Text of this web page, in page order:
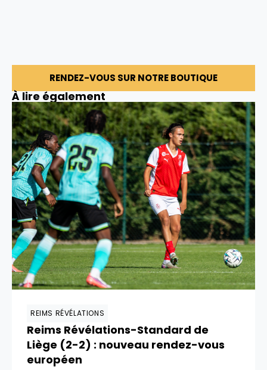
RENDEZ-VOUS SUR NOTRE BOUTIQUE
À lire également
REIMS RÉVÉLATIONS
Reims Révélations-Standard de
Liège (2-2) : nouveau rendez-vous
européen